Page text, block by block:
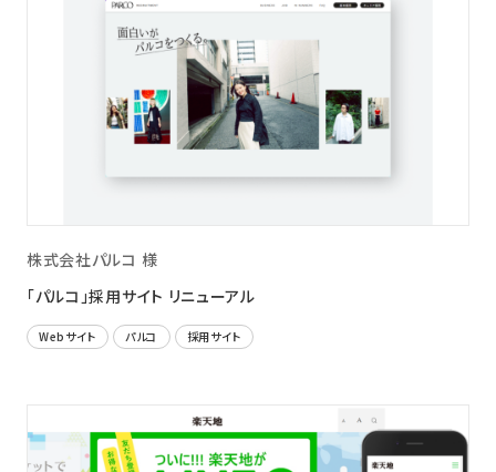
お客様の声
ニュース
採用情報
会社情報
コーポレートメッセージ
資料ダウンロード お問い合わせ
株式会社パルコ 様
「パルコ」採用サイト リニューアル
Webサイト パルコ 採用サイト